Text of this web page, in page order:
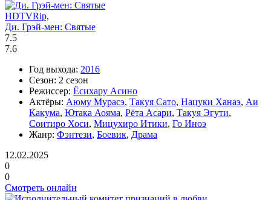
HDTVRip,
Ди. Грэй-мен: Святые
7.5
7.6
Год выхода: 2016
Сезон: 2 сезон
Режиссер: Ёсихару Асино
Актёры: Аюму Мурасэ, Такуя Сато, Нацуки Ханаэ, Аи
Какума, Ютака Аояма, Рёта Асари, Такуя Эгути,
Соитиро Хоси, Мицухиро Итики, Го Иноэ
Жанр: Фэнтези, Боевик, Драма
12.02.2025
0
0
Смотреть онлайн